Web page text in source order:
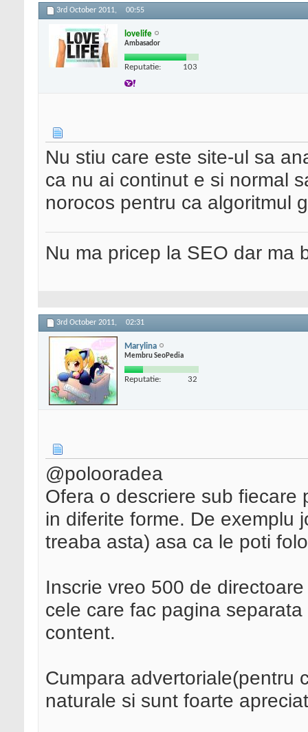
3rd October 2011, 00:55
lovelife
Ambasador
Reputatie: 103
Nu stiu care este site-ul sa
ca nu ai continut e si normal
norocos pentru ca algoritmul
Nu ma pricep la SEO dar ma
3rd October 2011, 02:31
Marylina
Membru SeoPedia
Reputatie: 32
@polooradea
Ofera o descriere sub fiecare
in diferite forme. De exemplu
treaba asta) asa ca le poti
Inscrie vreo 500 de
cele care fac pagina
content.
Cumpara advertoriale(pentru
naturale si sunt foarte